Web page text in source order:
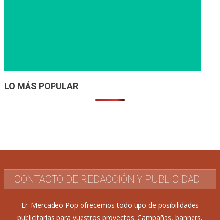
LO MÁS POPULAR
CONTACTO DE REDACCIÓN Y PUBLICIDAD
En Mercadeo Pop ofrecemos todo tipo de posibilidades
publicitarias para vuestros proyectos. Campañas, banners,